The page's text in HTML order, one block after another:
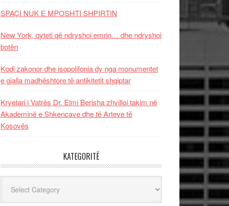
SPAÇI NUK E MPOSHTI SHPIRTIN
New York, qyteti që ndryshoi emrin… dhe ndryshoi
botën
Kodi zakonor dhe isopolifonia dy nga monumentet
e gjalla madhështore të antikitetit shqiptar
Kryetari i Vatrës Dr. Elmi Berisha zhvilloi takim në
Akademinë e Shkencave dhe të Arteve të
Kosovës
KATEGORITË